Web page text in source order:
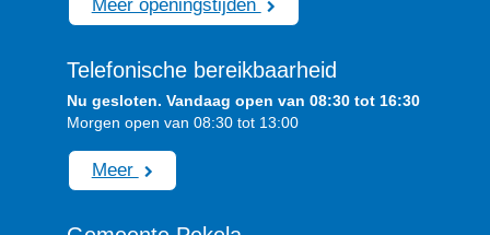
Meer openingstijden
Telefonische bereikbaarheid
Nu gesloten. Vandaag open van 08:30 tot 16:30
Morgen open van 08:30 tot 13:00
Meer